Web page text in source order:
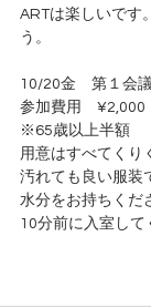
ARTは楽しいです
う。
10/20金　第１会
参加費用　
※65歳以上半額
用意はすべてくり
汚れても良い服装
水分をお持ちくだ
10分前に入室して